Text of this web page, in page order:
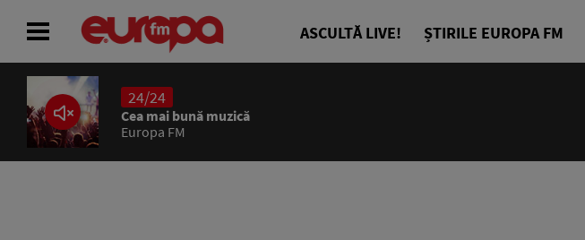
ASCULTĂ LIVE! ȘTIRILE EUROPA FM
24/24
Cea mai bună muzică
Europa FM
ACASĂ
ȘTIRI